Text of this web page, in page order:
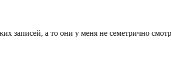
записей, а то они у меня не семетрично